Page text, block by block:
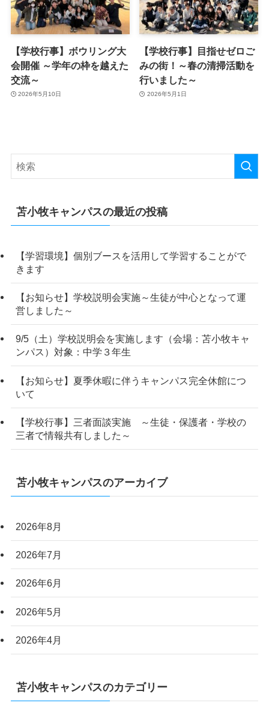
【学校行事】ボウリング大
会開催 ～学年の枠を越えた
交流～
2026年5月10日
【学校行事】目指せゼロご
みの街！～春の清掃活動を
行いました～
2026年5月1日
苫小牧キャンパスの最近の投稿
【学習環境】個別ブースを活用して学習することがで
きます
【お知らせ】学校説明会実施～生徒が中心となって運
営しました～
9/5（土）学校説明会を実施します（会場：苫小牧キャ
ンパス）対象：中学３年生
【お知らせ】夏季休暇に伴うキャンパス完全休館につ
いて
【学校行事】三者面談実施 ～生徒・保護者・学校の
三者で情報共有しました～
苫小牧キャンパスのアーカイブ
2026年8月
2026年7月
2026年6月
2026年5月
2026年4月
苫小牧キャンパスのカテゴリー